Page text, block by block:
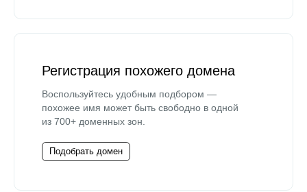
Регистрация похожего домена
Воспользуйтесь удобным подбором —
похожее имя может быть свободно в одной
из 700+ доменных зон.
Подобрать домен